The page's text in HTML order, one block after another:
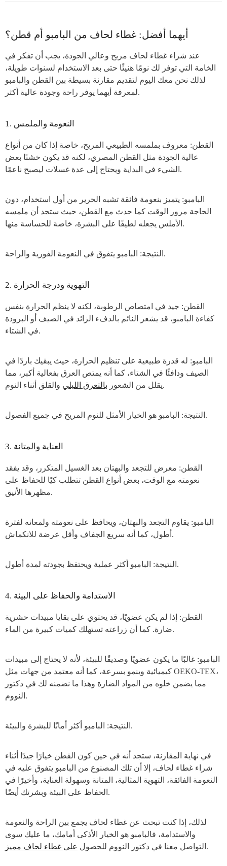
أيهما أفضل: غطاء لحاف من البامبو أم قطن؟
عند شراء غطاء لحاف مريح وعالي الجودة، يجب أن تفكر في
الخامة التي توفر لك نومًا هنيئًا حتى بعد الاستخدام لسنوات طويلة،
لذلك نحن معك اليوم لتقديم مقارنة بسيطة بين القطن والبامبو
لمعرفة أيهما يوفر راحة وجودة عالية أكثر.
1. النعومة والملمس
القطن: معروف بملمسه الطبيعي المريح، خاصة إذا كان من أنواع
عالية الجودة مثل القطن المصري، لكنه قد يكون خشنًا بعض
الشيء في البداية ويحتاج إلى عدة غسلات ليصبح ناعمًا.
البامبو: يتميز بنعومة فائقة تشبه الحرير من أول استخدام، دون
الحاجة مرور الوقت كما حدث مع القطن، حيث ستجد أن ملمسه
الأملس يجعله لطيفًا على البشرة، خاصة للحساسة منها.
النتيجة: البامبو يتفوق في النعومة الفورية والراحة.
2. التهوية ودرجة الحرارة
القطن: جيد في امتصاص الرطوبة، لكنه لا ينظم الحرارة بنفس
كفاءة البامبو، قد يشعر النائم بالدفء الزائد في الصيف أو البرودة
في الشتاء.
البامبو: له قدرة طبيعية على تنظيم الحرارة، حيث يبقيك باردًا في
الصيف ودافئًا في الشتاء، كما أنه يمتص العرق بفعالية أكبر، مما
يقلل من الشعور بالتعرق الليلي والقلق أثناء النوم.
النتيجة: البامبو هو الخيار الأمثل للنوم المريح في جميع الفصول.
3. العناية والمتانة
القطن: معرض للتجعد والبهتان بعد الغسيل المتكرر، وقد يفقد
نعومته مع الوقت، بعض أنواع القطن تتطلب كيًا للحفاظ على
مظهرها الأنيق.
البامبو: يقاوم التجعد والبهتان، ويحافظ على نعومته ولمعانه لفترة
أطول، كما أنه سريع الجفاف وأقل عرضة للانكماش.
النتيجة: البامبو أكثر عملية ويحتفظ بجودته لمدة أطول.
4. الاستدامة والحفاظ على البيئة
القطن: إذا لم يكن عضويًا، قد يحتوي على بقايا مبيدات حشرية
ضارة. كما أن زراعته تستهلك كميات كبيرة من الماء.
البامبو: غالبًا ما يكون عضويًا وصديقًا للبيئة، لأنه لا يحتاج إلى مبيدات
كيميائية وينمو بسرعة، كما أنه معتمد من جهات مثل OEKO-TEX،
مما يضمن خلوه من المواد الضارة وهذا ما نضمنه لك في دكتور
النووم.
النتيجة: البامبو أكثر أمانًا للبشرة والبيئة.
في نهاية المقارنة، ستجد أنه في حين كون القطن خيارًا جيدًا أثناء
شراء غطاء لحاف، إلا أن تلك المصنوع من البامبو يتفوق عليه في
النعومة الفائقة، التهوية المثالية، المتانة وسهولة العناية، وأخيرًا في
الحفاظ على البيئة وبشرتك أيضًا.
لذلك، إذا كنت تبحث عن غطاء لحاف يجمع بين الراحة والنعومة
والاستدامة، فالبامبو هو الخيار الأذكى أمامك، ما عليك سوى
التواصل معنا في دكتور النووم للحصول على غطاء لحاف مميز .